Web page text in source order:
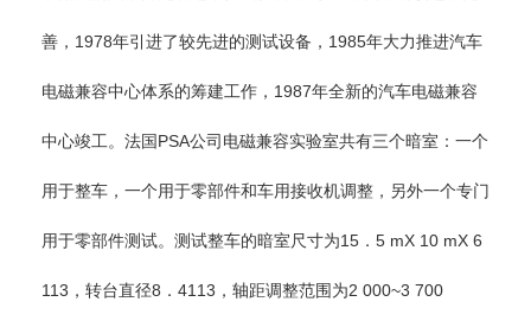
善，1978年引进了较先进的测试设备，1985年大力推进汽车
电磁兼容中心体系的筹建工作，1987年全新的汽车电磁兼容
中心竣工。法国PSA公司电磁兼容实验室共有三个暗室：一个
用于整车，一个用于零部件和车用接收机调整，另外一个专门
用于零部件测试。测试整车的暗室尺寸为15．5 mX 10 mX 6
113，转台直径8．4113，轴距调整范围为2 000~3 700